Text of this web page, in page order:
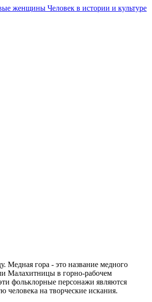
Человек в истории и культуре
Медная гора - это название медного
Малахитницы в горно-рабочем
фольклорные персонажи являются
на творческие искания.